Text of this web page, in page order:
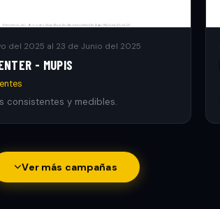
del 2025 al 23 de Junio del 2025
- MUPIS
consistentes y medibles.
Ver más campañas